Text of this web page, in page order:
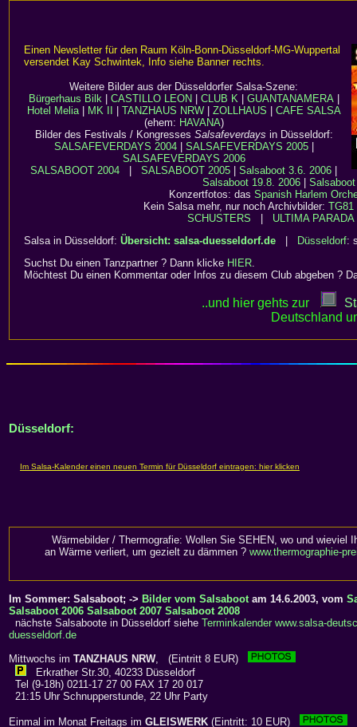
Einen Newsletter für den Raum Köln-Bonn-Düsseldorf-MG-Wuppertal
versendet Kay Schwintek, Info siehe Banner rechts.
Weitere Bilder aus der Düsseldorfer Salsa-Szene:
Bürgerhaus Bilk| CASTILLO LEON CLUB K| GUANTANAMERA|
Hotel Melia| MK II TANZHAUS NRW| ZOLLHAUS
CAFE SALSA
(ehem: HAVANA)
Bilder des Festivals / Kongresses Salsafeverdays in Düsseldorf:
SALSAFEVERDAYS 2004| SALSAFEVERDAYS 2005|
SALSAFEVERDAYS 2006
SALSABOOT 2004
SALSABOOT 2005 Salsaboot 3.6. 2006
Salsaboot 19.8. 2006
Konzertfotos: das Spanish Harlem
Kein Salsa mehr, nur noch Archivbilder: TG81
SCHUSTERS
ULTIMA PARADA
Salsa in Düsseldorf: Übersicht: salsa-duesseldorf.de Düsseldorf:
Suchst Du einen Tanzpartner ? Dann klicke HIER.
Möchtest Du einen Kommentar oder Infos zu diesem Club abgeben ?
..und hier gehts zur
Deutschland
Düsseldorf:
Wärmebilder / Thermografie: Wollen Sie SEHEN, wo und wieviel
an Wärme verliert, um gezielt zu dämmen ? www.thermographie-
Im Sommer: Salsaboot; -> Bilder vom Salsabootam 14.6.2003, vom
Salsaboot 2006 Salsaboot 2007 Salsaboot 2008
nächste Salsaboote in Düsseldorf siehe Terminkalender www.salsa-
duesseldorf.de
Mittwochs im TANZHAUS NRW, (Eintritt 8 EUR)
Erkrather Str.30, 40233 Düsseldorf
Tel (9-18h) 0211-17 27 00 FAX 17 20 017
21:15 Uhr Schnupperstunde, 22 Uhr Party
Einmal im Monat Freitags im GLEISWERK (Eintritt: 10 EUR)